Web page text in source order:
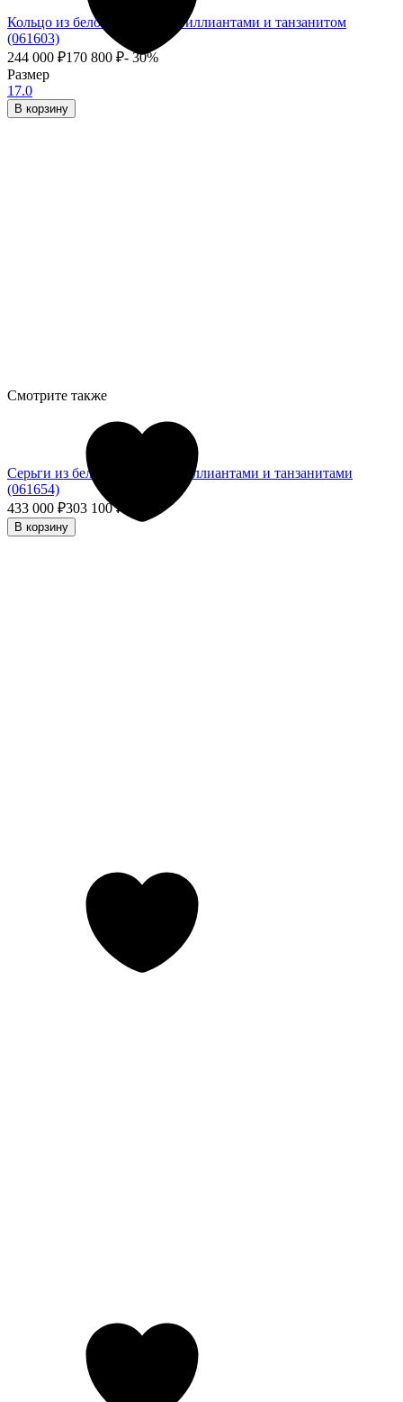
Кольцо из белого золота с бриллиантами и танзанитом
(061603)
244 000 ₽170 800 ₽- 30%
Размер
17.0
В корзину
Серьги из белого золота с бриллиантами и танзанитами
(061654)
433 000 ₽303 100₽
В корзину
Смотрите также